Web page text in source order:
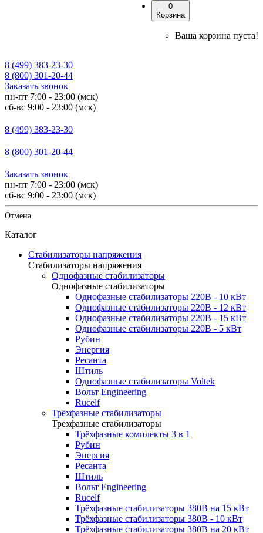
0
Корзина
Ваша корзина пуста!
8 (499) 383-23-30
8 (800) 301-20-44
Заказать звонок
пн-пт 7:00 - 23:00 (мск)
сб-вс 9:00 - 23:00 (мск)
8 (499) 383-23-30
8 (800) 301-20-44
Заказать звонок
пн-пт 7:00 - 23:00 (мск)
сб-вс 9:00 - 23:00 (мск)
Отмена
Каталог
Стабилизаторы напряжения
Стабилизаторы напряжения
Однофазные стабилизаторы
Однофазные стабилизаторы
Однофазные стабилизаторы 220В - 10 кВт
Однофазные стабилизаторы 220В - 12 кВт
Однофазные стабилизаторы 220В - 15 кВт
Однофазные стабилизаторы 220В - 5 кВт
Рубин
Энергия
Ресанта
Штиль
Однофазные стабилизаторы Voltek
Вольт Engineering
Rucelf
Трёхфазные стабилизаторы
Трёхфазные стабилизаторы
Трёхфазные комплекты 3 в 1
Рубин
Энергия
Ресанта
Штиль
Вольт Engineering
Rucelf
Трёхфазные стабилизаторы 380В на 15 кВт
Трёхфазные стабилизаторы 380В - 10 кВт
Трёхфазные стабилизаторы 380В на 20 кВт